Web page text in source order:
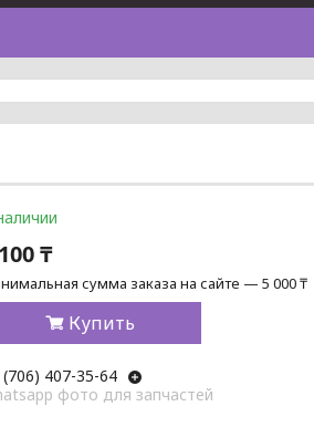
₸
сумма заказа на сайте — 5 000 ₸
Купить
407-35-64
фото для запчастей